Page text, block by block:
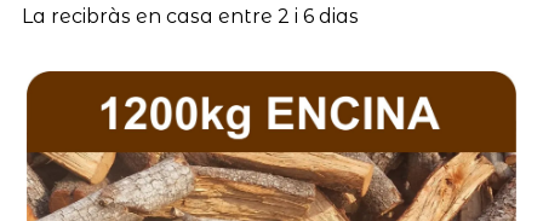
La recibràs en casa entre 2 i 6 dias